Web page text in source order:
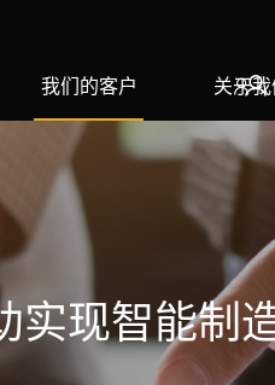
我们的客户 关于我
实现智能制